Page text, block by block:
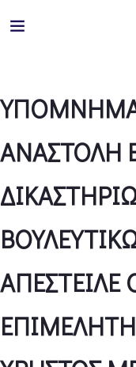
ΑΝΑΣΤΟΛΗ